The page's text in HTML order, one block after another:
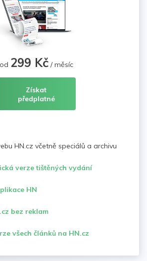
od 299 Kč/ měsíc
Získat
předplatné
HN.cz včetně speciálů a archivu
verze tištěných vydání
HN
bez reklam
všech článků na HN.cz